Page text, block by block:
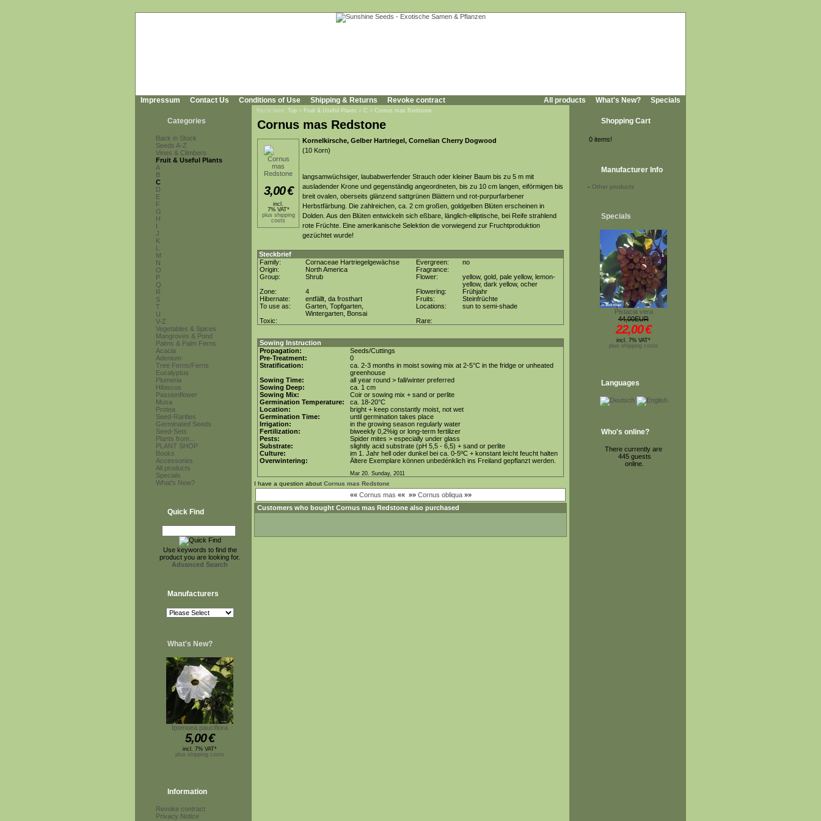
Impressum Contact Us Conditions of Use Shipping & Returns Revoke contract All products What's New? Specials
Categories
Back in Stock
Seeds A-Z
Vines & Climbers
Fruit & Useful Plants
A
B
C
D
E
F
G
H
I
J
K
L
M
N
O
P
Q
R
S
T
U
V-Z
Vegetables & Spices
Mangroves & Pond
Palms & Palm Ferns
Acacia
Adenium
Tree Ferns/Ferns
Eucalyptus
Plumeria
Hibiscus
Passionflower
Musa
Protea
Seed-Rarities
Germinated Seeds
Seed-Sets
Plants from...
PLANT SHOP
Books
Accessories
All products
Specials
What's New?
Quick Find
Use keywords to find the
product you are looking for.
Advanced Search
Manufacturers
What's New?
Ipomoea pauciflora
5,00€
incl. 7% VAT*
plus shipping costs
Information
Revoke contract
Privacy Notice
You're here: Top » Fruit & Useful Plants » C » Cornus mas Redstone
Cornus mas Redstone
3,00€
incl.
7% VAT*
plus shipping
costs
Kornelkirsche, Gelber Hartriegel, Cornelian Cherry Dogwood
(10 Korn)
langsamwüchsiger, laubabwerfender Strauch oder kleiner Baum bis zu 5 m mit
ausladender Krone und gegenständig angeordneten, bis zu 10 cm langen, eiförmigen bis
breit ovalen, oberseits glänzend sattgrünen Blättern und rot-purpurfarbener
Herbstfärbung. Die zahlreichen, ca. 2 cm großen, goldgelben Blüten erscheinen in
Dolden. Aus den Blüten entwickeln sich eßbare, länglich-elliptische, bei Reife strahlend
rote Früchte. Eine amerikanische Selektion die vorwiegend zur Fruchtproduktion
gezüchtet wurde!
Steckbrief
Family:
Cornaceae Hartriegelgewächse Evergreen:
no
Origin:
North America
Fragrance:
Group:
Shrub Flower:
yellow, gold, pale yellow, lemon-
yellow, dark yellow, ocher
Zone:
4 Flowering:
Frühjahr
Hibernate:
entfällt, da frosthart Fruits:
Steinfrüchte
To use as:
Garten, Topfgarten,
Wintergarten, Bonsai
Locations:
sun to semi-shade
Toxic:
Rare:
Sowing Instruction
Propagation:
Seeds/Cuttings
Pre-Treatment:
0
Stratification:
ca. 2-3 months in moist sowing mix at 2-5°C in the fridge or unheated
greenhouse
Sowing Time:
all year round > fall/winter preferred
Sowing Deep:
ca. 1 cm
Sowing Mix:
Coir or sowing mix + sand or perlite
Germination Temperature:
ca. 18-20°C
Location:
bright + keep constantly moist, not wet
Germination Time:
until germination takes place
Irrigation:
in the growing season regularly water
Fertilization:
biweekly 0,2%ig or long-term fertilizer
Pests:
Spider mites > especially under glass
Substrate:
slightly acid substrate (pH 5,5 - 6,5) + sand or perlite
Culture:
im 1. Jahr hell oder dunkel bei ca. 0-5ºC + konstant leicht feucht halten
Overwintering:
Ältere Exemplare können unbedénklich ins Freiland gepflanzt werden.
Mar 20. Sunday, 2011
I have a question about Cornus mas Redstone
«« Cornus mas «« »» Cornus obliqua»»
Customers who bought Cornus mas Redstone also purchased
Shopping Cart
0 items!
Manufacturer Info
- Other products
Specials
Pistacia vera
44,00EUR
22,00€
incl. 7% VAT*
plus shipping costs
Languages
Who's online?
There currently are
445 guests
online.